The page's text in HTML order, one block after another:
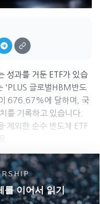
성과를 거둔 ETF가 있습
'PLUS 글로벌HBM반도
676.67%에 달하며, 국
를 기록하고 있습니다.
제외한 순수 반도체 ETF
...
를 이어서 읽기